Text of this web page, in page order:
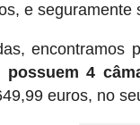
e seguramente
encontramos
possuem 4
euros, no